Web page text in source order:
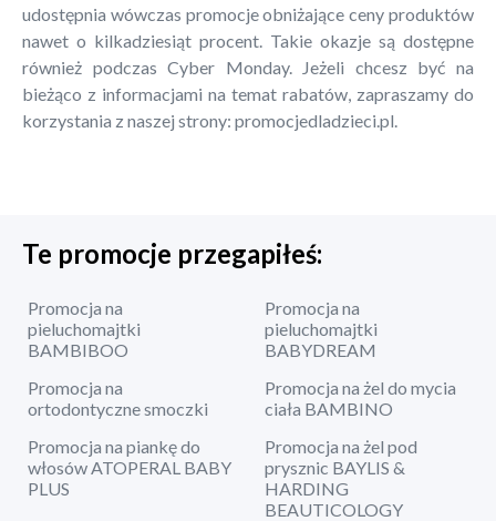
udostępnia wówczas promocje obniżające ceny produktów
nawet o kilkadziesiąt procent. Takie okazje są dostępne
również podczas Cyber Monday. Jeżeli chcesz być na
bieżąco z informacjami na temat rabatów, zapraszamy do
korzystania z naszej strony: promocjedladzieci.pl.
Te promocje przegapiłeś:
Promocja na
pieluchomajtki
BAMBIBOO
Promocja na
pieluchomajtki
BABYDREAM
Promocja na
ortodontyczne smoczki
Promocja na żel do mycia
ciała BAMBINO
Promocja na piankę do
włosów ATOPERAL BABY
PLUS
Promocja na żel pod
prysznic BAYLIS &
HARDING
BEAUTICOLOGY